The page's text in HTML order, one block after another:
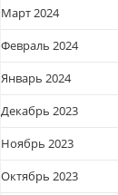
Март 2024
Февраль 2024
Январь 2024
Декабрь 2023
Ноябрь 2023
Октябрь 2023